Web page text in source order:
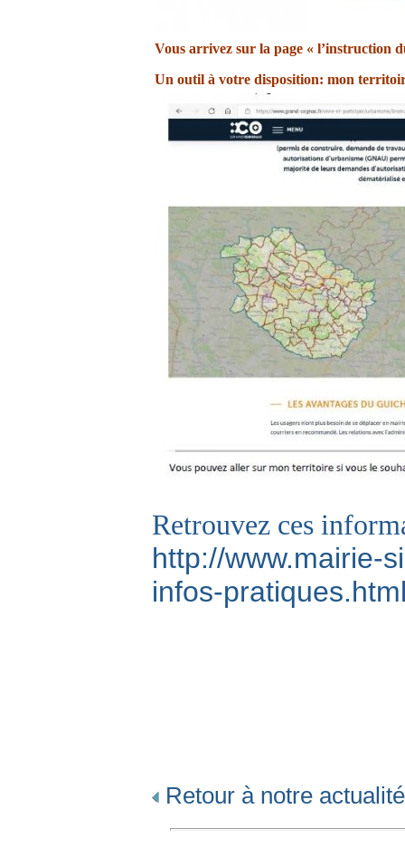
Vous arrivez sur la page « l’instruction
Un outil à votre disposition: mon
Retrouvez ces
http://www.mairie-
infos-
Retour à notre actualité